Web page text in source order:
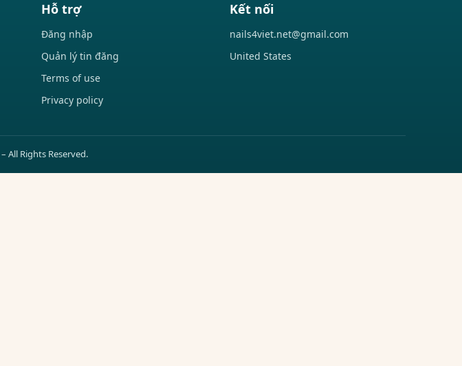
Hỗ trợ
Đăng nhập
Quản lý tin đăng
Terms of use
Privacy policy
Kết nối
nails4viet.net@gmail.com
United States
All Rights Reserved.